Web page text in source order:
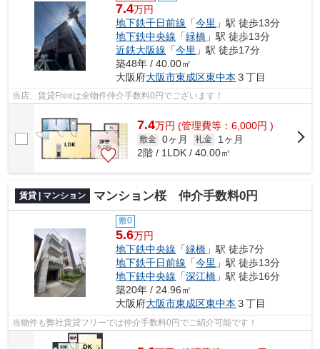
7.4万円
地下鉄千日前線 「今里 」駅 徒歩13分
地下鉄中央線 「緑橋 」駅 徒歩13分
近鉄大阪線 「今里 」駅 徒歩17分
築48年 / 40.00㎡
大阪府大阪市東成区東中本 ３丁目
当店、賃貸Freeは全物件仲介手数料0円でございます！
7.4万円 (管理費等：6,000円 )
敷金 0ヶ月 礼金
1ヶ月
2階 / 1LDK / 40.00㎡
賃貸 | マンション マンション桜 仲介手数料0円
敷0
5.6万円
地下鉄中央線 「緑橋 」駅 徒歩7分
地下鉄千日前線 「今里 」駅 徒歩13分
地下鉄中央線 「深江橋 」駅 徒歩16分
築20年 / 24.96㎡
大阪府大阪市東成区東中本 ３丁目
当物件も弊社賃貸フリーでは仲介手数料0円でご紹介可能です！